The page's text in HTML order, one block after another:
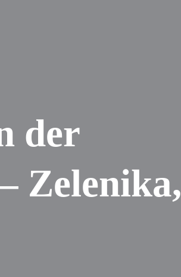
der
Zelenika,